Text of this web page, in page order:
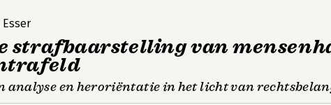
Esser
strafbaarstelling van
analyse en heroriëntatie in het licht van